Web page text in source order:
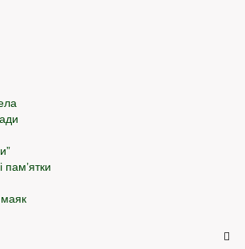
пам’ятки